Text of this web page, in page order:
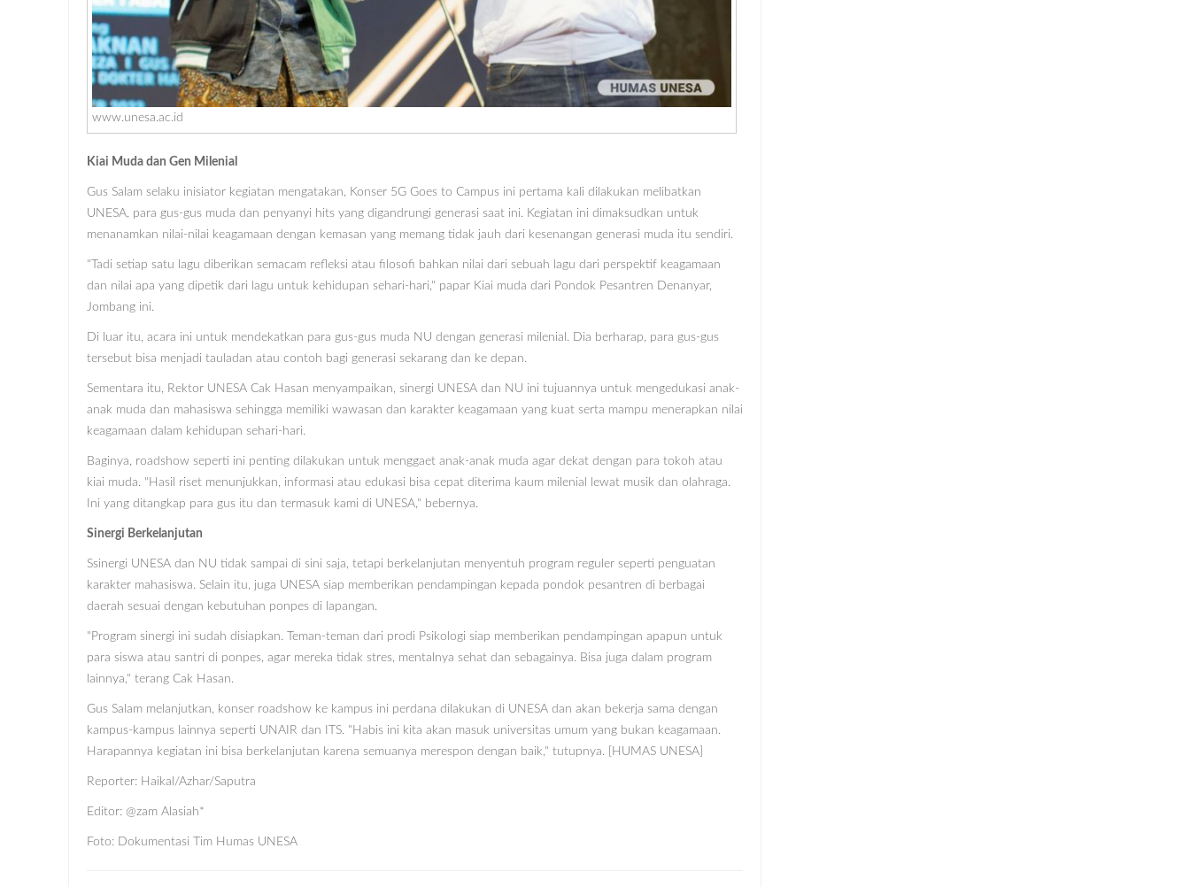
www.unesa.ac.id
Kiai Muda dan Gen Milenial
Gus Salam selaku inisiator kegiatan mengatakan, Konser 5G Goes to Campus ini pertama kali dilakukan melibatkan
UNESA, para gus-gus muda dan penyanyi hits yang digandrungi generasi saat ini. Kegiatan ini dimaksudkan untuk
menanamkan nilai-nilai keagamaan dengan kemasan yang memang tidak jauh dari kesenangan generasi muda itu sendiri.
"Tadi setiap satu lagu diberikan semacam refleksi atau filosofi bahkan nilai dari sebuah lagu dari perspektif keagamaan
dan nilai apa yang dipetik dari lagu untuk kehidupan sehari-hari," papar Kiai muda dari Pondok Pesantren Denanyar,
Jombang ini.
Di luar itu, acara ini untuk mendekatkan para gus-gus muda NU dengan generasi milenial. Dia berharap, para gus-gus
tersebut bisa menjadi tauladan atau contoh bagi generasi sekarang dan ke depan.
Sementara itu, Rektor UNESA Cak Hasan menyampaikan, sinergi UNESA dan NU ini tujuannya untuk mengedukasi anak-
anak muda dan mahasiswa sehingga memiliki wawasan dan karakter keagamaan yang kuat serta mampu menerapkan nilai
keagamaan dalam kehidupan sehari-hari.
Baginya, roadshow seperti ini penting dilakukan untuk menggaet anak-anak muda agar dekat dengan para tokoh atau
kiai muda. "Hasil riset menunjukkan, informasi atau edukasi bisa cepat diterima kaum milenial lewat musik dan olahraga.
Ini yang ditangkap para gus itu dan termasuk kami di UNESA," bebernya.
Sinergi Berkelanjutan
Ssinergi UNESA dan NU tidak sampai di sini saja, tetapi berkelanjutan menyentuh program reguler seperti penguatan
karakter mahasiswa. Selain itu, juga UNESA siap memberikan pendampingan kepada pondok pesantren di berbagai
daerah sesuai dengan kebutuhan ponpes di lapangan.
"Program sinergi ini sudah disiapkan. Teman-teman dari prodi Psikologi siap memberikan pendampingan apapun untuk
para siswa atau santri di ponpes, agar mereka tidak stres, mentalnya sehat dan sebagainya. Bisa juga dalam program
lainnya," terang Cak Hasan.
Gus Salam melanjutkan, konser roadshow ke kampus ini perdana dilakukan di UNESA dan akan bekerja sama dengan
kampus-kampus lainnya seperti UNAIR dan ITS. "Habis ini kita akan masuk universitas umum yang bukan keagamaan.
Harapannya kegiatan ini bisa berkelanjutan karena semuanya merespon dengan baik," tutupnya. [HUMAS UNESA]
Reporter: Haikal/Azhar/Saputra
Editor: @zam Alasiah*
Foto: Dokumentasi Tim Humas UNESA